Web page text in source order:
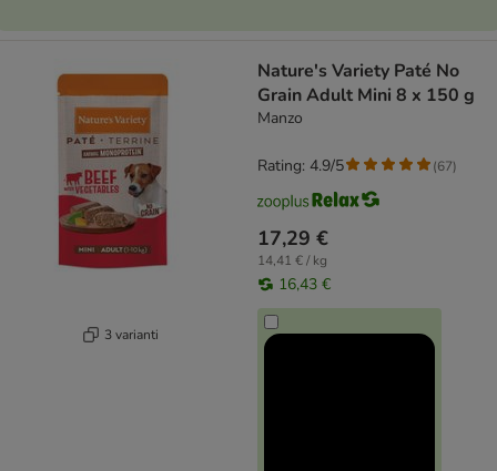
3 varianti
Nature's Variety Paté No
Grain Adult Mini 8 x 150 g
Manzo
17,29 €
14,41 € / kg
16,43 €
Rating: 4.9/5 (67)